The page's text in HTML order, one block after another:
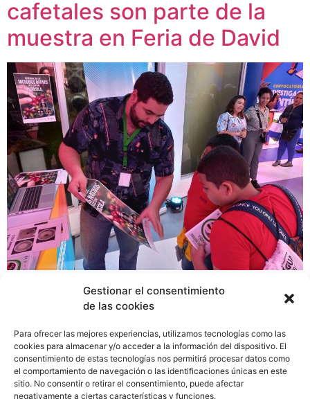
Gestionar el consentimiento
de las cookies
Para ofrecer las mejores experiencias, utilizamos tecnologías como las
cookies para almacenar y/o acceder a la información del dispositivo. El
consentimiento de estas tecnologías nos permitirá procesar datos como
el comportamiento de navegación o las identificaciones únicas en este
sitio. No consentir o retirar el consentimiento, puede afectar
negativamente a ciertas características y funciones.
cafetales son parte de la
muestra en Feria de David
edad, con edades entre los 7 y más de 60 años,
visitantes de la Feria Internacional de David, han
conocido el poder que tienen los microbios endófitos
(hongos que están en las hojas de las plantas),
descubiertos en los cafetales y en los bosques
ubicados en las áreas protegidas del Parque
Internacional La Amistad (Sitio de Patrimonio de la